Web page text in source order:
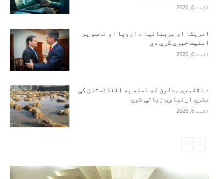
اګست 6, 2026
امریکا او برېتانیا د اروپا او ناټو پر
امنیت خبرې کړې دي
اګست 6, 2026
د اقلیمي بدلون له امله په افغانستان کې
بشري اړتیاوې زیاتې شوې
اګست 6, 2026